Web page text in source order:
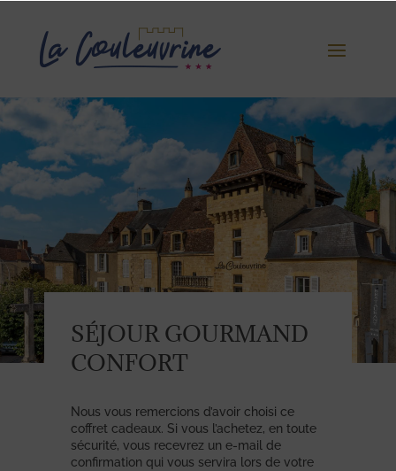
SÉJOUR GOURMAND
CONFORT
Nous vous remercions d’avoir choisi ce
coffret cadeaux. Si vous l’achetez, en toute
sécurité, vous recevrez un e-mail de
confirmation qui vous servira lors de votre